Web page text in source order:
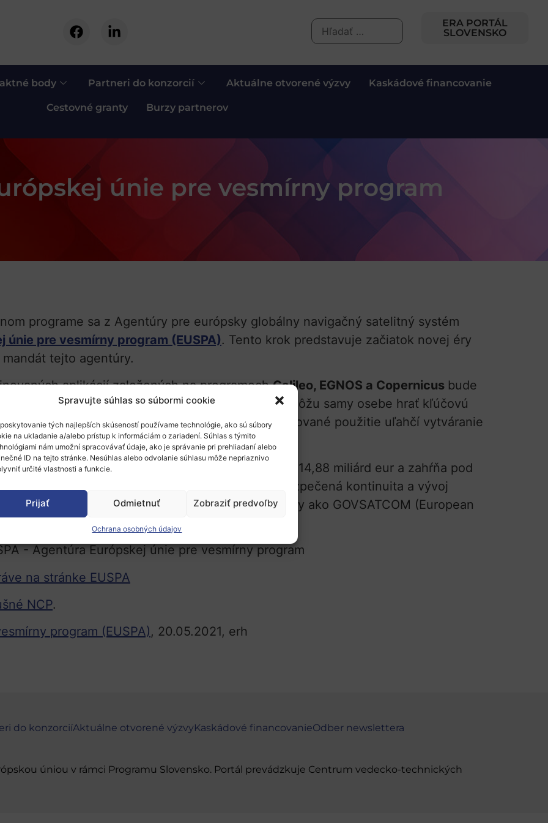
Spravujte súhlas so súbormi cookie
tých najlepších skúseností používame technológie, ako sú súbory
na ukladanie a/alebo prístup k informáciám o zariadení. Súhlas s týmito
nám umožní spracovávať údaje, ako je správanie pri prehliadaní alebo
ID na tejto stránke. Nesúhlas alebo odvolanie súhlasu môže nepriaznivo
určité vlastnosti a funkcie.
Prijať Odmietnuť Zobraziť predvoľby
Ochrana osobných údajov
ERA PORTÁL
SLOVENSKO
body Partneri do konzorcií Aktuálne otvorené výzvy Kaskádové financovanie
Cestovné granty Burzy partnerov
únie pre vesmírny program
programe sa z Agentúry pre európsky globálny navigačný satelitný systém
únie pre vesmírny program (EUSPA). Tento krok predstavuje začiatok novej éry
tejto agentúry.
aplikácií založených na programochGalileo, EGNOS a Copernicus bude
sa tým posilňovanie synergií. Tieto technológie môžu samy osebe hrať kľúčovú
ale skúmanie synergií a ich kombinované použitie uľahčí vytváranie
dopad.
najväčší rozpočet na vesmír, a to v objeme 14,88 miliárd eur a zahŕňa pod
EÚ. V rámci Vesmírneho programu EÚ je zabezpečená kontinuita a vývoj
Galileo a EGNOS, ale podporí tiež nové iniciatívy ako GOVSATCOM (European
a SSA (Space Situational Awareness).
na stránke EUSPA
NCP.
program (EUSPA), 20.05.2021, erh
do konzorciíAktuálne otvorené výzvyKaskádové financovanieOdber newslettera
úniou v rámci Programu Slovensko. Portál prevádzkuje Centrum vedecko-technických